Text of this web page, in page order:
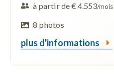
à partir de € 4.553/mois
8 photos
plus d'informations